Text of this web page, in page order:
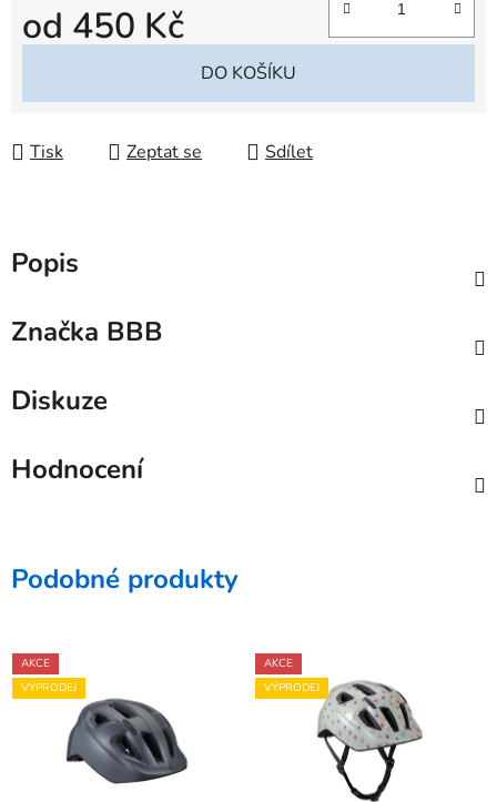
od 450 Kč
DO KOŠÍKU
Tisk Zeptat se Sdílet
Popis
Značka BBB
Diskuze
Hodnocení
Podobné produkty
AKCE
VÝPRODEJ
AKCE
VÝPRODEJ